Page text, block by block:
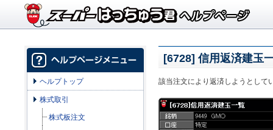
ヘルプトップ
株式取引
株式板注文
[6728] 信用返済建玉
該当注文により返済しようとして